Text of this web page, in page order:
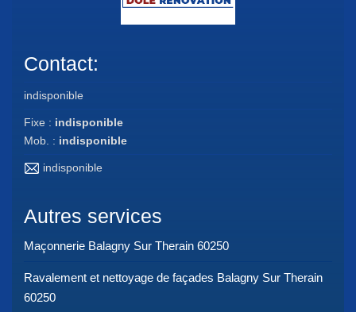
Contact:
indisponible
Fixe : indisponible
Mob. : indisponible
indisponible
Autres services
Maçonnerie Balagny Sur Therain 60250
Ravalement et nettoyage de façades Balagny Sur Therain
60250